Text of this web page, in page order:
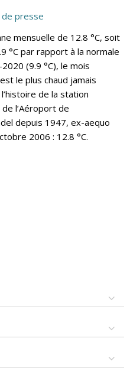
de presse
mensuelle de 12.8 °C, soit
°C par rapport à la normale
(9.9 °C), le mois
le plus chaud jamais
de la station
l’Aéroport de
depuis 1947, ex-aequo
2006 : 12.8 °C.